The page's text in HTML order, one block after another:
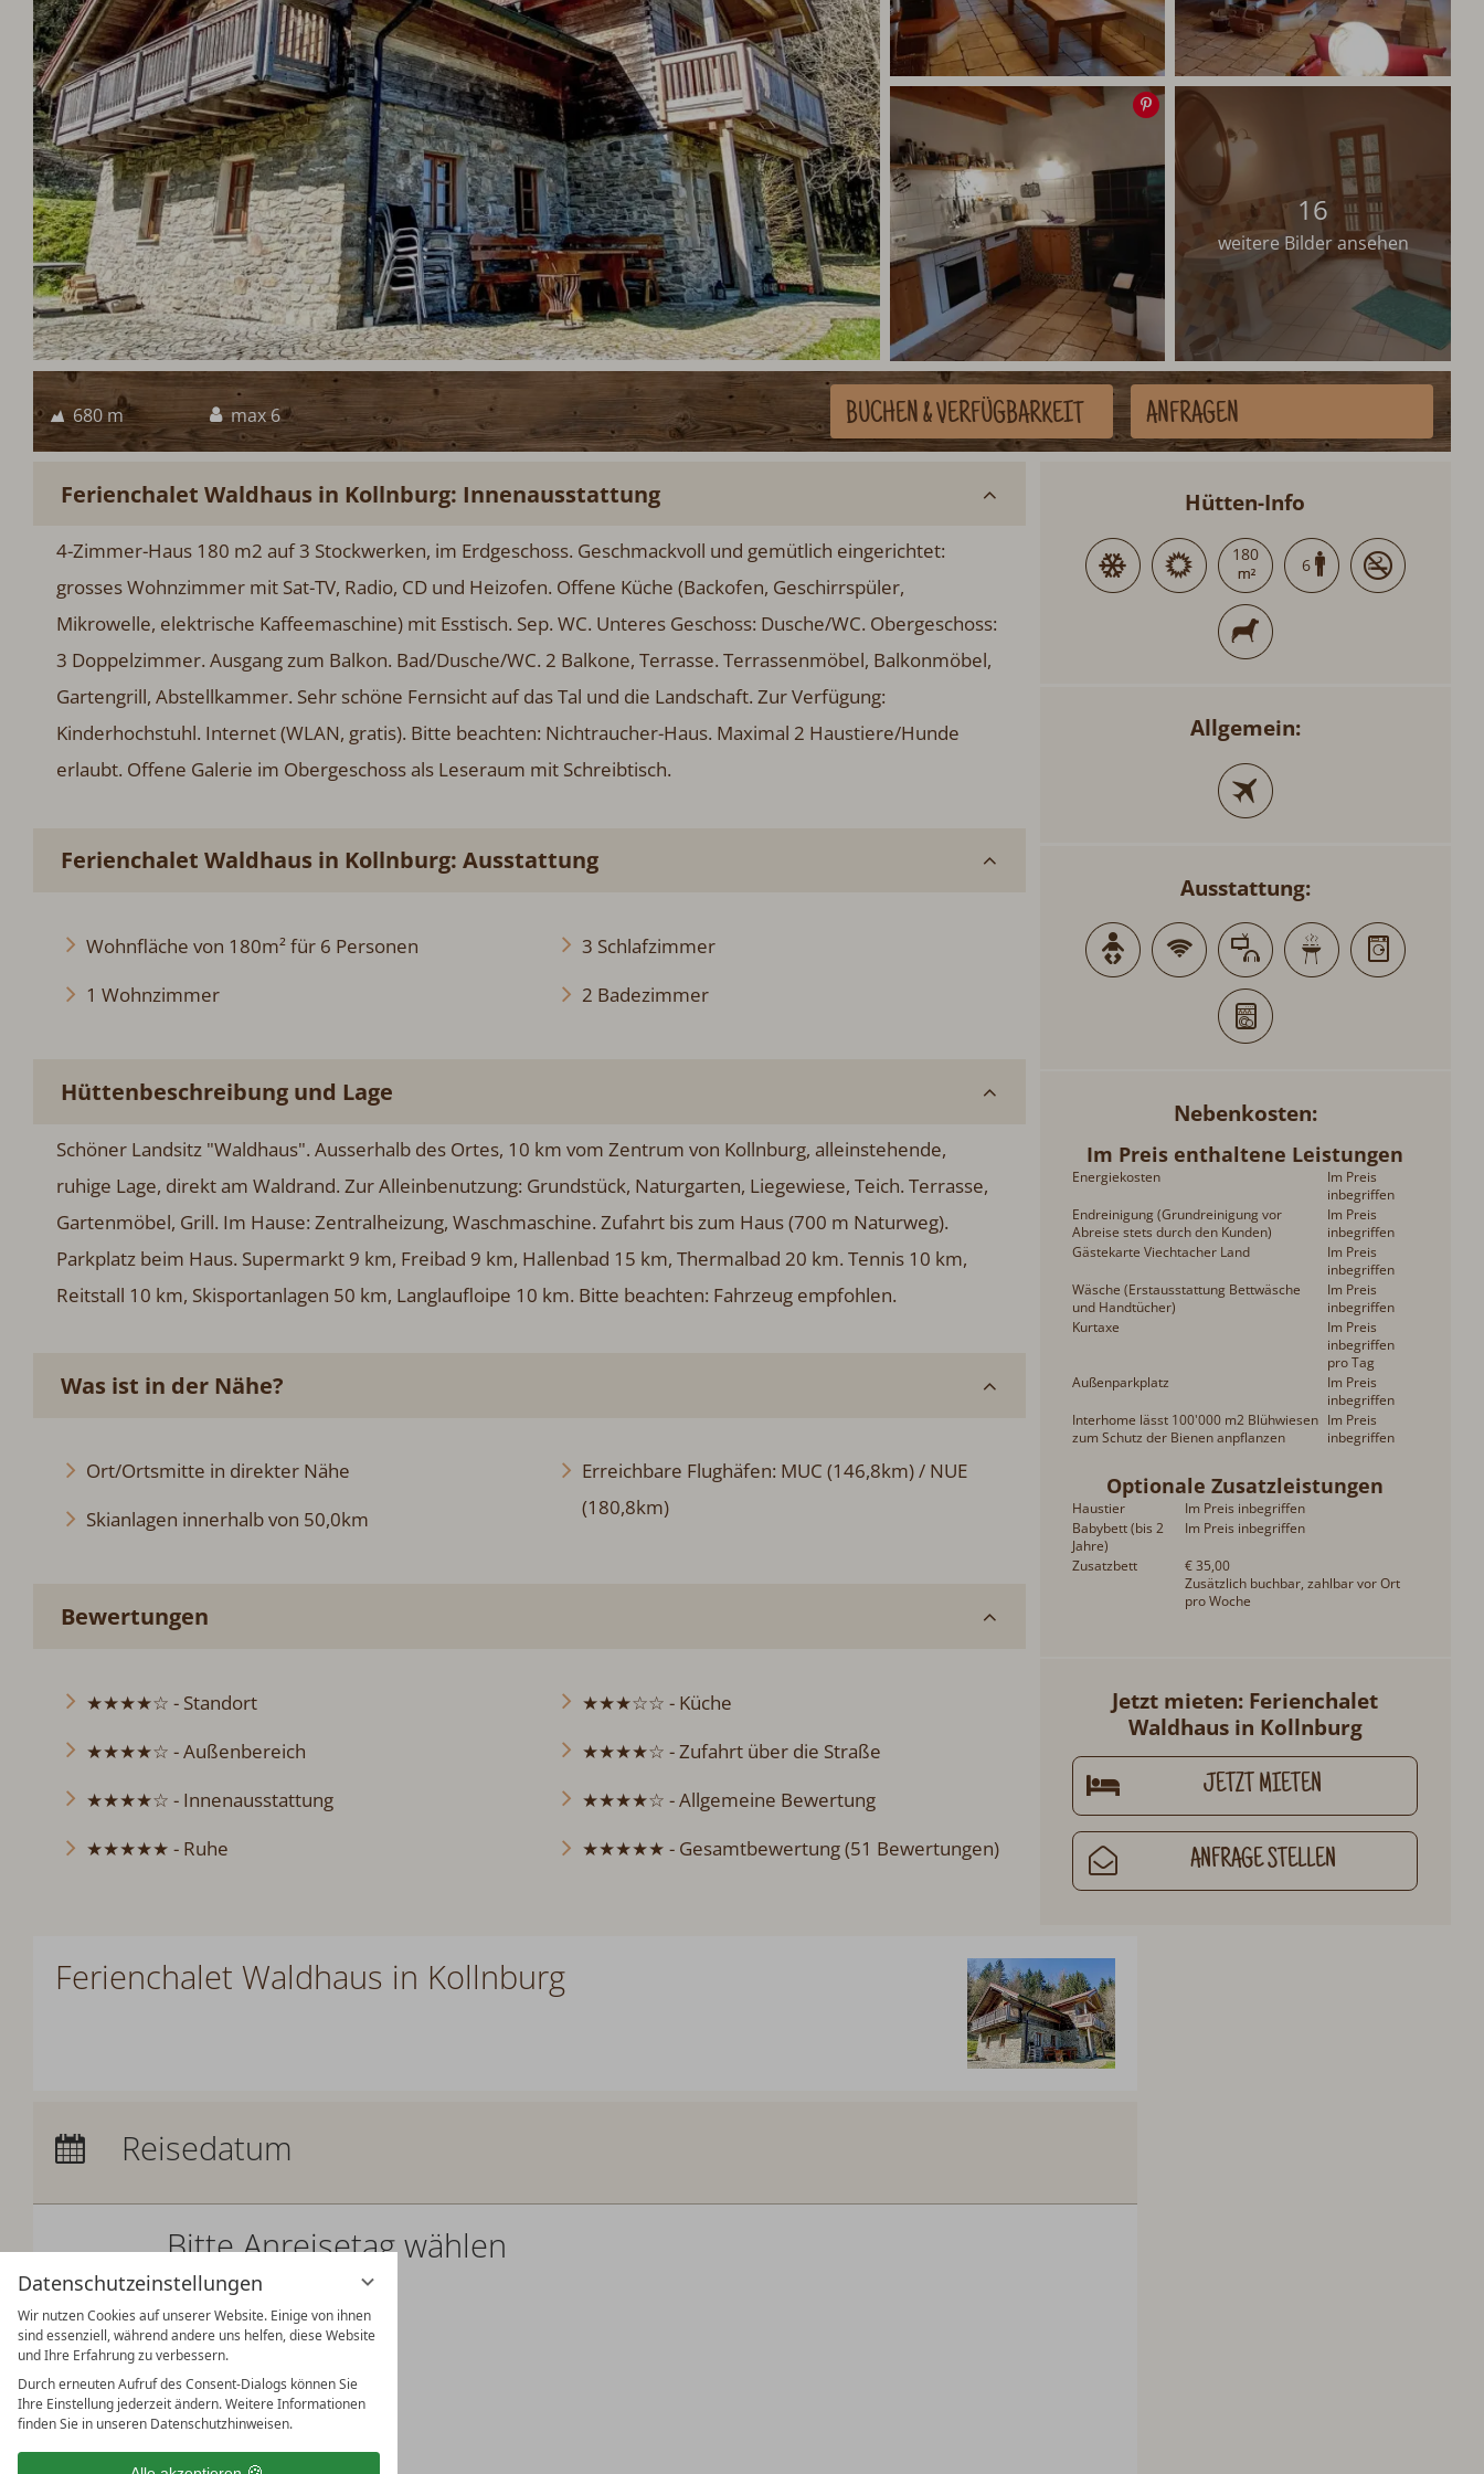
Datenschutzeinstellungen
Wir nutzen Cookies auf unserer Website. Einige von ihnen
sind essenziell, während andere uns helfen, diese Website
und Ihre Erfahrung zu verbessern.
Durch erneuten Aufruf des Consent-Dialogs können Sie
Ihre Einstellung jederzeit ändern. Weitere Informationen
finden Sie in unseren Datenschutzhinweisen.
Speichern
16
weitere Bilder ansehen
680 m max 6 BUCHEN& VERFÜGBARKEIT ANFRAGEN
Ferienchalet Waldhaus in Kollnburg: Innenausstattung
4-Zimmer-Haus 180 m2 auf 3 Stockwerken, im Erdgeschoss. Geschmackvoll und gemütlich eingerichtet:
grosses Wohnzimmer mit Sat-TV, Radio, CD und Heizofen. Offene Küche (Backofen, Geschirrspüler,
Mikrowelle, elektrische Kaffeemaschine) mit Esstisch. Sep. WC. Unteres Geschoss: Dusche/WC. Obergeschoss:
3 Doppelzimmer. Ausgang zum Balkon. Bad/Dusche/WC. 2 Balkone, Terrasse. Terrassenmöbel, Balkonmöbel,
Gartengrill, Abstellkammer. Sehr schöne Fernsicht auf das Tal und die Landschaft. Zur Verfügung:
Kinderhochstuhl. Internet (WLAN, gratis). Bitte beachten: Nichtraucher-Haus. Maximal 2 Haustiere/Hunde
erlaubt. Offene Galerie im Obergeschoss als Leseraum mit Schreibtisch.
Ferienchalet Waldhaus in Kollnburg: Ausstattung
Wohnfläche von 180m² für 6 Personen
1 Wohnzimmer
3 Schlafzimmer
2 Badezimmer
Hüttenbeschreibung und Lage
Schöner Landsitz "Waldhaus". Ausserhalb des Ortes, 10 km vom Zentrum von Kollnburg, alleinstehende,
ruhige Lage, direkt am Waldrand. Zur Alleinbenutzung: Grundstück, Naturgarten, Liegewiese, Teich. Terrasse,
Gartenmöbel, Grill. Im Hause: Zentralheizung, Waschmaschine. Zufahrt bis zum Haus (700 m Naturweg).
Parkplatz beim Haus. Supermarkt 9 km, Freibad 9 km, Hallenbad 15 km, Thermalbad 20 km. Tennis 10 km,
Reitstall 10 km, Skisportanlagen 50 km, Langlaufloipe 10 km. Bitte beachten: Fahrzeug empfohlen.
Was ist in der Nähe?
Ort/Ortsmitte in direkter Nähe
Skianlagen innerhalb von 50,0km
Erreichbare Flughäfen: MUC (146,8km) / NUE
(180,8km)
Bewertungen
★★★★☆ - Standort
★★★★☆ - Außenbereich
★★★★☆ - Innenausstattung
★★★★★ - Ruhe
★★★☆☆ - Küche
★★★★☆ - Zufahrt über die Straße
★★★★☆ - Allgemeine Bewertung
★★★★★ - Gesamtbewertung (51 Bewertungen)
Hütten-Info
180
6
Allgemein:
Ausstattung:
Nebenkosten
Im Preis enthaltene Leistungen
Energiekosten
Im Preis
inbegriffen
Endreinigung (Grundreinigung vor
Abreise stets durch den Kunden)
Im Preis
inbegriffen
Gästekarte Viechtacher Land
Im Preis
inbegriffen
Wäsche (Erstausstattung Bettwäsche
und Handtücher)
Im Preis
inbegriffen
Kurtaxe
Im Preis
inbegriffen
pro Tag
Außenparkplatz
Im Preis
inbegriffen
Interhome lässt 100'000 m2 Blühwiesen
zum Schutz der Bienen anpflanzen
Im Preis
inbegriffen
Optionale Zusatzleistungen
Haustier
Im Preis inbegriffen
Babybett (bis 2
Jahre)
Im Preis inbegriffen
Zusatzbett
€ 35,00
Zusätzlich buchbar, zahlbar vor Ort
pro Woche
Jetzt mieten: Ferienchalet
Waldhaus in Kollnburg
JETZT MIETEN
ANFRAGE STELLEN
Ferienchalet Waldhaus in Kollnburg
Übernachtungen:
Reisedatum
Bitte Anreisetag wählen
Bitte wählen Sie Ihren Anreisetag.